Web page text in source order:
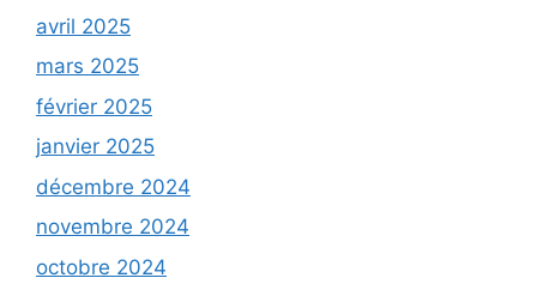
avril 2025
mars 2025
février 2025
janvier 2025
décembre 2024
novembre 2024
octobre 2024